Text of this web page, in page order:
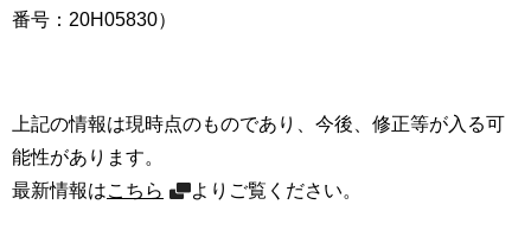
番号：20H05830）
上記の情報は現時点のものであり、今後、修正等が入る可
能性があります。
最新情報はこちら よりご覧ください。